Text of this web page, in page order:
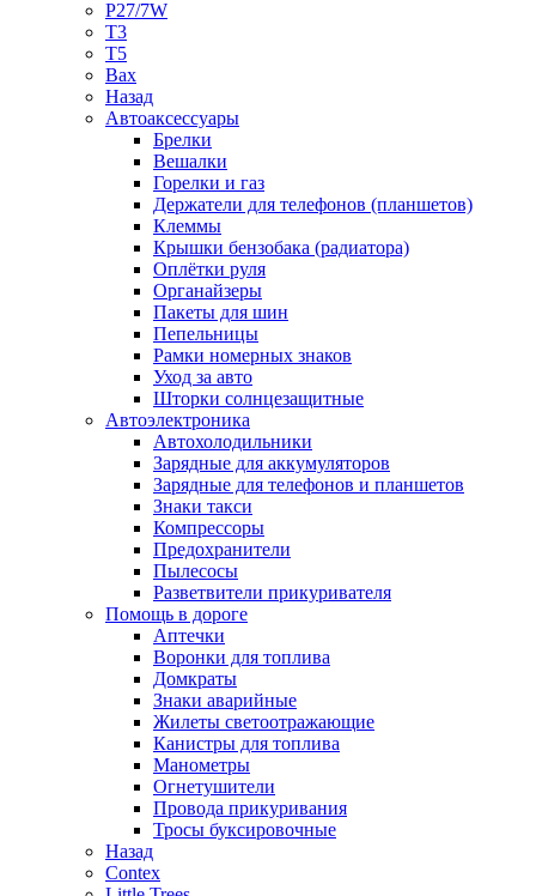
P27/7W
T3
T5
Bax
Назад
Автоаксессуары
Брелки
Вешалки
Горелки и газ
Держатели для телефонов (планшетов)
Клеммы
Крышки бензобака (радиатора)
Оплётки руля
Органайзеры
Пакеты для шин
Пепельницы
Рамки номерных знаков
Уход за авто
Шторки солнцезащитные
Автоэлектроника
Автохолодильники
Зарядные для аккумуляторов
Зарядные для телефонов и планшетов
Знаки такси
Компрессоры
Предохранители
Пылесосы
Разветвители прикуривателя
Помощь в дороге
Аптечки
Воронки для топлива
Домкраты
Знаки аварийные
Жилеты светоотражающие
Канистры для топлива
Манометры
Огнетушители
Провода прикуривания
Тросы буксировочные
Назад
Contex